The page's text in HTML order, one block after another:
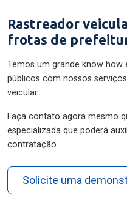
Rastreador
frotas de
Temos um grande know
públicos com nossos
veicular.
Faça contato agora mesmo
especializada que poderá
contratação.
Solicite uma